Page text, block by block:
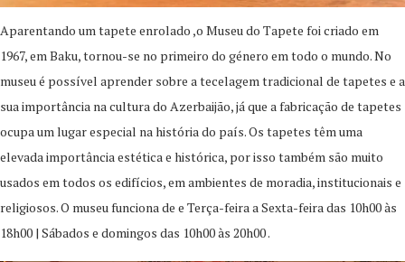
Aparentando um tapete enrolado ,o Museu do Tapete foi criado em
1967, em Baku, tornou-se no primeiro do género em todo o mundo. No
museu é possível aprender sobre a tecelagem tradicional de tapetes e a
sua importância na cultura do Azerbaijão, já que a fabricação de tapetes
ocupa um lugar especial na história do país. Os tapetes têm uma
elevada importância estética e histórica, por isso também são muito
usados em todos os edifícios, em ambientes de moradia, institucionais e
religiosos. O museu funciona de e Terça-feira a Sexta-feira das 10h00 às
18h00 | Sábados e domingos das 10h00 às 20h00 .